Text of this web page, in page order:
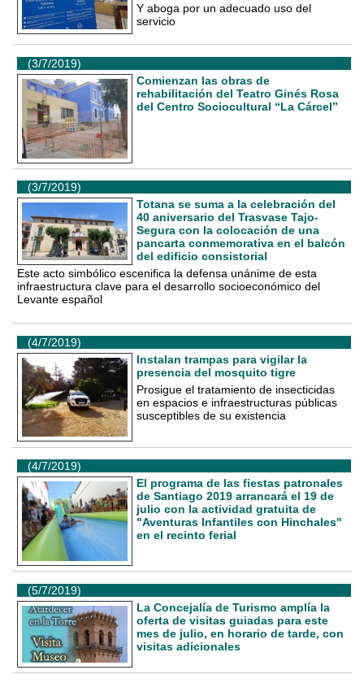
Y aboga por un adecuado uso del
servicio
(3/7/2019)
Comienzan las obras de
rehabilitación del Teatro Ginés Rosa
del Centro Sociocultural “La Cárcel”
(3/7/2019)
Totana se suma a la celebración del
40 aniversario del Trasvase Tajo-
Segura con la colocación de una
pancarta conmemorativa en el balcón
del edificio consistorial
Este acto simbólico escenifica la defensa unánime de esta
infraestructura clave para el desarrollo socioeconómico del
Levante español
(4/7/2019)
Instalan trampas para vigilar la
presencia del mosquito tigre
Prosigue el tratamiento de insecticidas
en espacios e infraestructuras públicas
susceptibles de su existencia
(4/7/2019)
El programa de las fiestas patronales
de Santiago 2019 arrancará el 19 de
julio con la actividad gratuita de
"Aventuras Infantiles con Hinchales"
en el recinto ferial
(5/7/2019)
La Concejalía de Turismo amplía la
oferta de visitas guiadas para este
mes de julio, en horario de tarde, con
visitas adicionales